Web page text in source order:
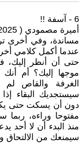
6 - آسفة !!
أميرة مصمودي ( 2025 / 11 / 5 - 14:19 )
مساندة، وفي أخرى
عندما أكمل كلامي
حتى أن أنظر إليك،
موجها إليك؟ أم
الغرفة والقاص
سيستجديك البقاء
دون أن يسكت حتى
مفتوحا وراءه، ربما
منذ البدء أن لا أحد
سيمنعك من